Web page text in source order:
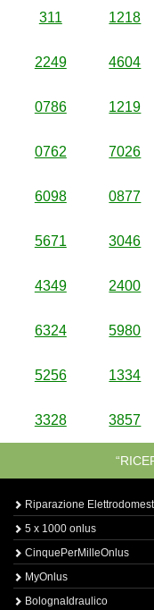
311 1218
2249 4604
0786 1219
0762 7026
6098 0877
5671 3046
4349 2400
6324 5980
5256 1334
3328 3857
Riparazione
5 x 1000 onlus
CinquePerMilleOnlus
MyOnlus
BolognaIdraulico